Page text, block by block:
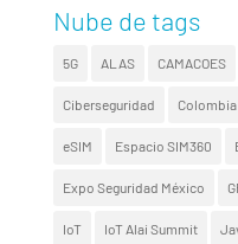
Nube de tags
5G ALAS CAMACOES
Ciberseguridad Colombia
eSIM Espacio SIM360
Expo Seguridad México
IoT IoT Alai Summit